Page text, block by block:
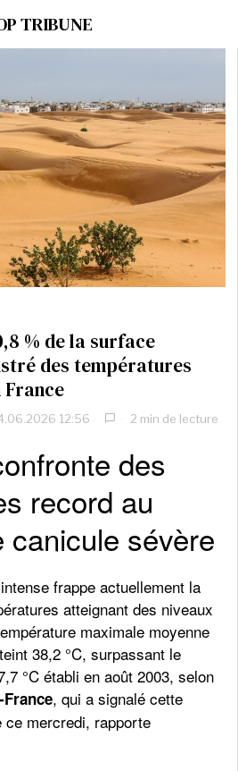
TRIBUNE
% de la surface
des températures
France
12:56 2 min de lecture
des
record au
canicule sévère
frappe actuellement la
atteignant des niveaux
maximale moyenne
38,2 °C, surpassant le
°C établi en août 2003, selon
France, qui a signalé cette
ce mercredi, rapporte